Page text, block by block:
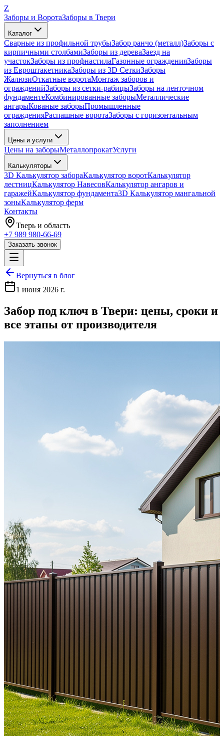
Z
Заборы и ВоротаЗаборы в Твери
Каталог
Сварные из профильной трубыЗабор ранчо (металл)Заборы с
кирпичными столбамиЗаборы из дереваЗаезд на
участокЗаборы из профнастилаГазонные огражденияЗаборы
из ЕвроштакетникаЗаборы из 3D СеткиЗаборы
ЖалюзиОткатные воротаМонтаж заборов и
огражденийЗаборы из сетки-рабицыЗаборы на ленточном
фундаментеКомбинированные заборыМеталлические
ангарыКованые заборыПромышленные
огражденияРаспашные воротаЗаборы с горизонтальным
заполнением
Цены и услуги
Цены на заборыМеталлопрокатУслуги
Калькуляторы
3D Калькулятор забораКалькулятор воротКалькулятор
лестницКалькулятор НавесовКалькулятор ангаров и
гаражейКалькулятор фундамента3D Калькулятор мангальной
зоныКалькулятор ферм
Контакты
Тверь и область
+7 989 980-66-69
Заказать звонок
Вернуться в блог
1 июня 2026 г.
Забор под ключ в Твери: цены, сроки и
все этапы от производителя